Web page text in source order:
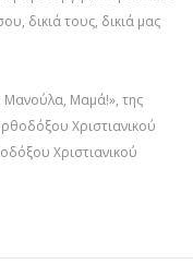
δικιά τους, δικιά μας
Μανούλα, Μαμά!», της
Χριστιανικού
Χριστιανικού